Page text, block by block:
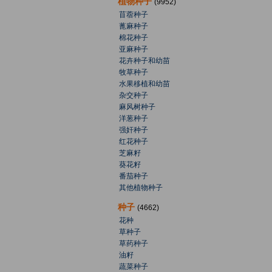
(9952)
苜蓿种子
蓖麻种子
棉花种子
亚麻种子
花卉种子和幼苗
牧草种子
水果移植和幼苗
杂交种子
麻风树种子
洋葱种子
强奸种子
红花种子
芝麻籽
葵花籽
番茄种子
其他植物种子
种子 (4662)
花种
草种子
草药种子
油籽
蔬菜种子